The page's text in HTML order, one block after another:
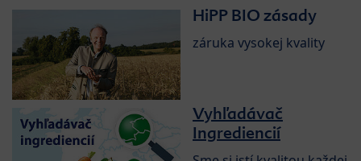
HiPP BIO zásady
záruka vysokej kvality
Vyhľadávač
Ingrediencií